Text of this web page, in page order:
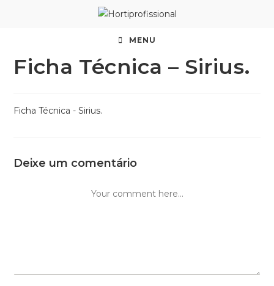
MENU
Ficha Técnica – Sirius.
Ficha Técnica - Sirius.
Deixe um comentário